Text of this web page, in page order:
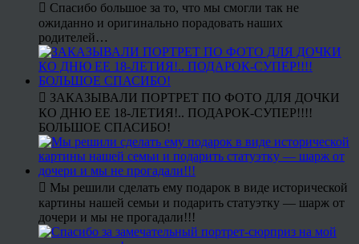
Спасибо большое за то, что мы смогли так не
ожиданно и оригинально порадовать наших
родителей…
ЗАКАЗЫВАЛИ ПОРТРЕТ ПО ФОТО ДЛЯ ДОЧКИ
КО ДНЮ ЕЕ 18-ЛЕТИЯ!.. ПОДАРОК-СУПЕР!!!!
БОЛЬШОЕ СПАСИБО!
Мы решили сделать ему подарок в виде исторической
картины нашей семьи и подарить статуэтку — шарж от
дочери и мы не прогадали!!!